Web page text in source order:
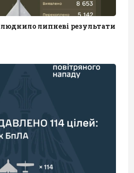
липневі результати